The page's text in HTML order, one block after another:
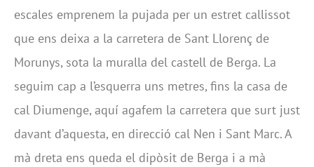
escales emprenem la pujada per un estret callissot
que ens deixa a la carretera de Sant Llorenç de
Morunys, sota la muralla del castell de Berga. La
seguim cap a l’esquerra uns metres, fins la casa de
cal Diumenge, aquí agafem la carretera que surt just
davant d’aquesta, en direcció cal Nen i Sant Marc. A
mà dreta ens queda el dipòsit de Berga i a mà